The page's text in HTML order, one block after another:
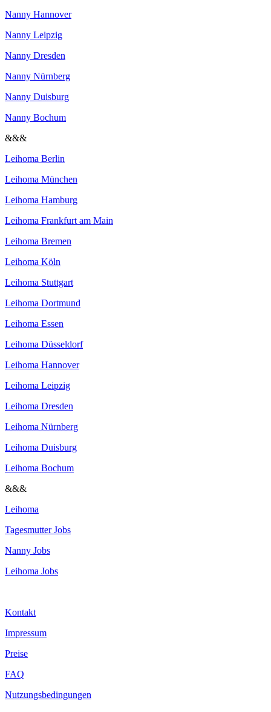
Nanny Hannover
Nanny Leipzig
Nanny Dresden
Nanny Nürnberg
Nanny Duisburg
Nanny Bochum
&&&
Leihoma Berlin
Leihoma München
Leihoma Hamburg
Leihoma Frankfurt am Main
Leihoma Bremen
Leihoma Köln
Leihoma Stuttgart
Leihoma Dortmund
Leihoma Essen
Leihoma Düsseldorf
Leihoma Hannover
Leihoma Leipzig
Leihoma Dresden
Leihoma Nürnberg
Leihoma Duisburg
Leihoma Bochum
&&&
Leihoma
Tagesmutter Jobs
Nanny Jobs
Leihoma Jobs
Kontakt
Impressum
Preise
FAQ
Nutzungsbedingungen